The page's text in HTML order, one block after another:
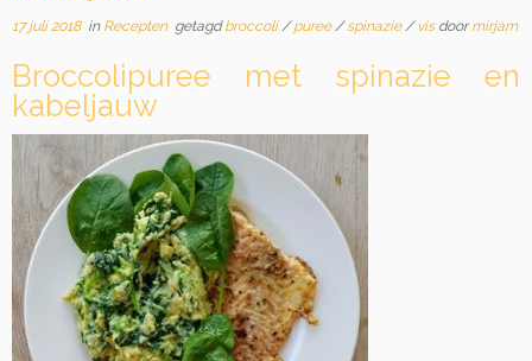
17 juli 2018in Recepten getagdbroccoli/puree/spinazie/ vis doormirjam
Broccolipuree met spinazie en
kabeljauw